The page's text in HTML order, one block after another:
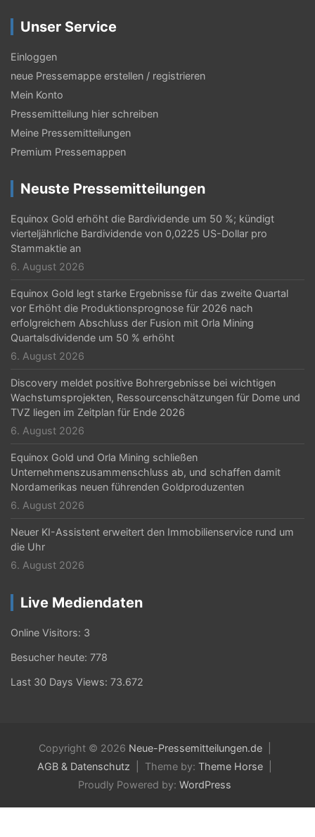
a
g
s
-
N
a
v
i
g
a
t
i
o
n
Unser Service
Einloggen
neue Pressemappe erstellen / registrieren
Mein Konto
Pressemitteilung hier schreiben
Meine Pressemitteilungen
Premium Pressemappen
Neuste Pressemitteilungen
Equinox Gold erhöht die Bardividende um 50 %; kündigt
vierteljährliche Bardividende von 0,0225 US-Dollar pro
Stammaktie an
6. August 2026
Equinox Gold legt starke Ergebnisse für das zweite Quartal
vor Erhöht die Produktionsprognose für 2026 nach
erfolgreichem Abschluss der Fusion mit Orla Mining
Quartalsdividende um 50 % erhöht
6. August 2026
Discovery meldet positive Bohrergebnisse bei wichtigen
Wachstumsprojekten, Ressourcenschätzungen für Dome und
TVZ liegen im Zeitplan für Ende 2026
6. August 2026
Equinox Gold und Orla Mining schließen
Unternehmenszusammenschluss ab, und schaffen damit
Nordamerikas neuen führenden Goldproduzenten
6. August 2026
Neuer KI-Assistent erweitert den Immobilienservice rund um
die Uhr
6. August 2026
Live Mediendaten
Online Visitors: 3
Besucher heute: 778
Last 30 Days Views: 73.672
Copyright © 2026 Neue-Pressemitteilungen.de
AGB & Datenschutz
Theme by: Theme Horse
Proudly Powered by: WordPress